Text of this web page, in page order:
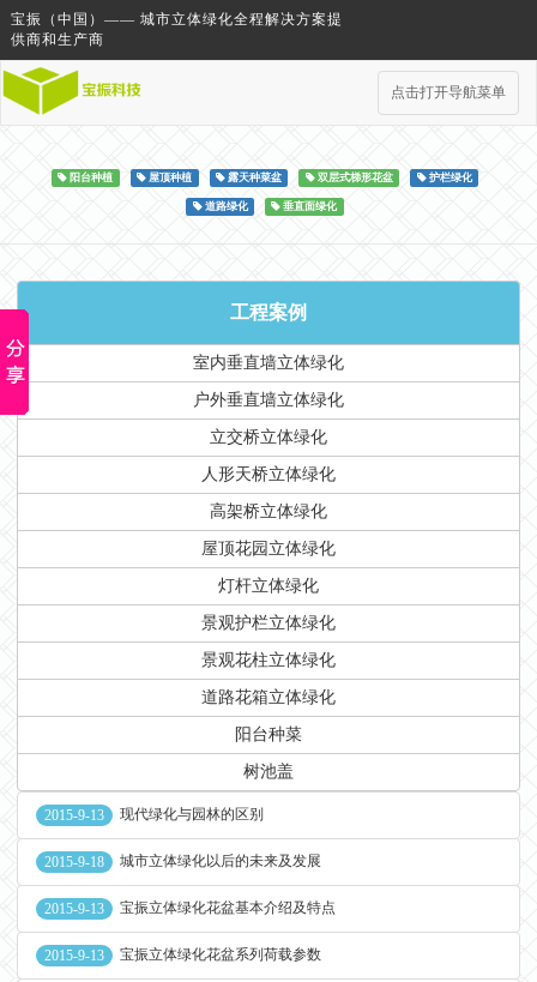
宝振（中国）—— 城市立体绿化全程解决方案提
供商和生产商
点击打开导航菜单
阳台种植 屋顶种植 露天种菜盆 双层式梯形花盆 护栏绿化
道路绿化 垂直面绿化
工程案例
室内垂直墙立体绿化
户外垂直墙立体绿化
立交桥立体绿化
人形天桥立体绿化
高架桥立体绿化
屋顶花园立体绿化
灯杆立体绿化
景观护栏立体绿化
景观花柱立体绿化
道路花箱立体绿化
阳台种菜
树池盖
2015-9-13 现代绿化与园林的区别
2015-9-18 城市立体绿化以后的未来及发展
2015-9-13 宝振立体绿化花盆基本介绍及特点
2015-9-13 宝振立体绿化花盆系列荷载参数